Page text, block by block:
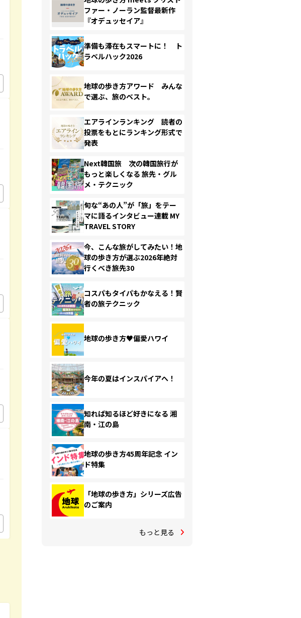
ファー・ノーラン監督最新作
『オデュッセイア』
準備も滞在もスマートに！ ト
ラベルハック2026
地球の歩き方アワード みんな
で選ぶ、旅のベスト。
エアラインランキング 読者の
投票をもとにランキング形式で
発表
Next韓国旅 次の韓国旅行が
もっと楽しくなる 旅先・グル
メ・テクニック
旬な“あの人”が「旅」をテー
マに語るインタビュー連載 MY
TRAVEL STORY
今、こんな旅がしてみたい！地
球の歩き方が選ぶ2026年絶対
行くべき旅先30
コスパもタイパもかなえる！賢
者の旅テクニック
地球の歩き方♥偏愛ハワイ
今年の夏はインスパイアへ！
知れば知るほど好きになる 湘
南・江の島
地球の歩き方45周年記念 イン
ド特集
「地球の歩き方」シリーズ広告
のご案内
もっと見る